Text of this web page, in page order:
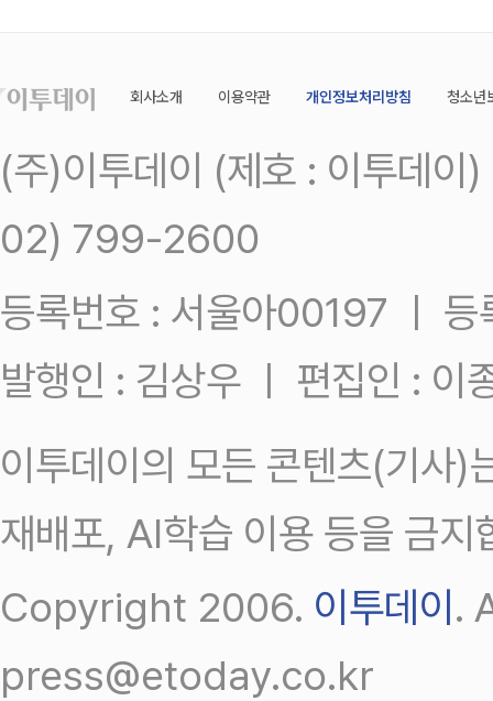
회사소개 이용약관 개인정보처리방침 청소년
(주)이투데이 (제호 : 이투데
02) 799-2600
등록번호 : 서울아00197 ㅣ
발행인 : 김상우 ㅣ 편집인 : 이
이투데이의 모든 콘텐츠(기사)
재배포, AI학습 이용 등을 금지
Copyright 2006. 이투데이.
press@etoday.co.kr